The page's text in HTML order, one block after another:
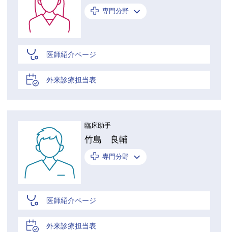
専門分野
医師紹介ページ
外来診療担当表
臨床助手
竹島 良輔
専門分野
医師紹介ページ
外来診療担当表